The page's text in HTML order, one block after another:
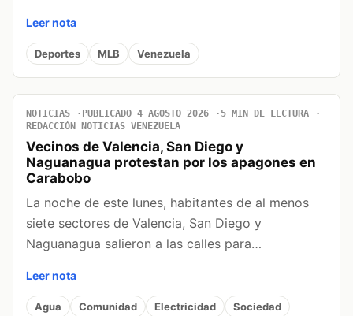
Leer nota
Deportes MLB Venezuela
NOTICIAS PUBLICADO 4 AGOSTO 2026
5 MIN DE LECTURA
REDACCIÓN NOTICIAS VENEZUELA
Vecinos de Valencia, San Diego y
Naguanagua protestan por los apagones en
Carabobo
La noche de este lunes, habitantes de al menos
siete sectores de Valencia, San Diego y
Naguanagua salieron a las calles para…
Leer nota
Agua Comunidad Electricidad Sociedad